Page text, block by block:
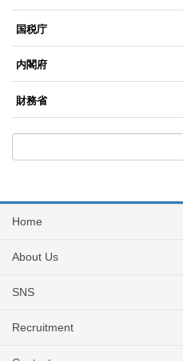
国税庁
内閣府
財務省
Home
About Us
SNS
Recruitment